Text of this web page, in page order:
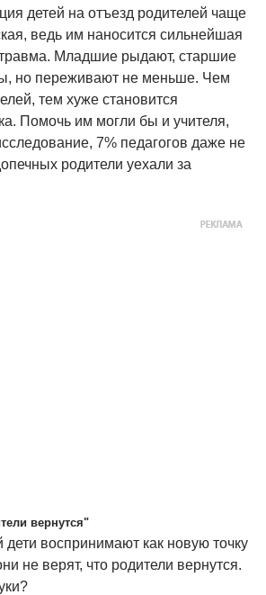
детей на отъезд родителей чаще
ведь им наносится сильнейшая
травма. Младшие рыдают, старшие
но переживают не меньше. Чем
тем хуже становится
Помочь им могли бы и учителя,
7% педагогов даже не
родители уехали за
вернутся"
дети воспринимают как новую точку
не верят, что родители вернутся.